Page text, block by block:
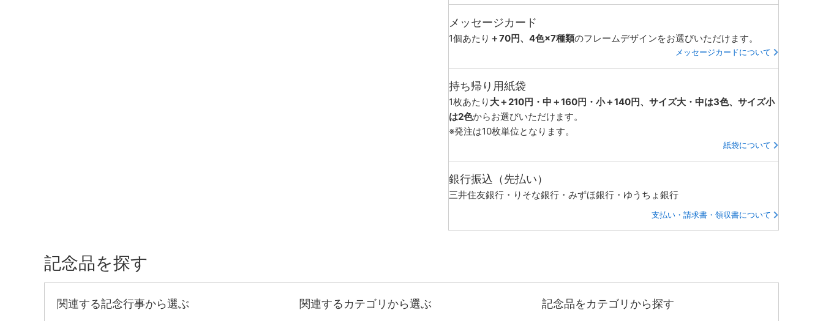
メッセージカード
1個あたり ＋70円、4色×7種類のフレームデザインをお選びいただけます。
メッセージカードについて
持ち帰り用紙袋
1枚あたり 大＋210円・中＋160円・小＋140円、サイズ大・中は3色、サイズ小
は2色からお選びいただけます。
※発注は10枚単位となります。
紙袋について
銀行振込（先払い）
三井住友銀行・りそな銀行・みずほ銀行・ゆうちょ銀行
支払い・請求書・領収書について
記念品を探す
関連する記念行事から選ぶ 関連するカテゴリから選ぶ 記念品をカテゴリから探す